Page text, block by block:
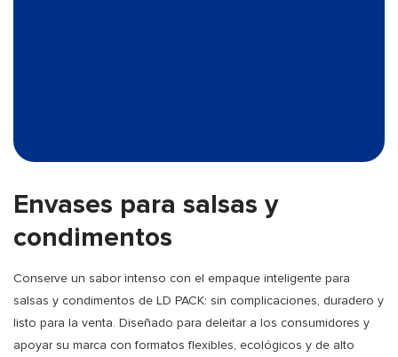
Envases para salsas y
condimentos
Conserve un sabor intenso con el empaque inteligente para
salsas y condimentos de LD PACK: sin complicaciones, duradero y
listo para la venta. Diseñado para deleitar a los consumidores y
apoyar su marca con formatos flexibles, ecológicos y de alto